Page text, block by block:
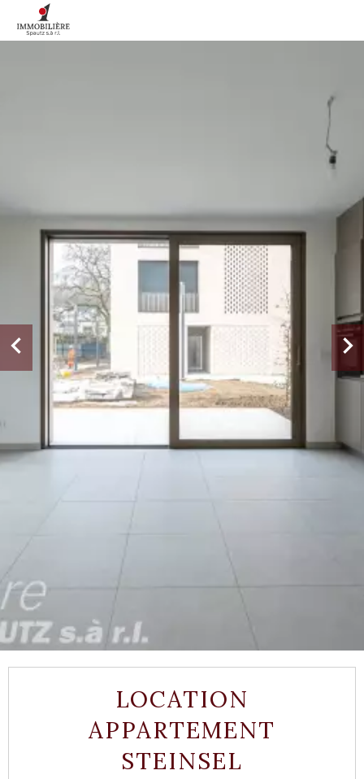
LOCATION
APPARTEMENT
STEINSEL